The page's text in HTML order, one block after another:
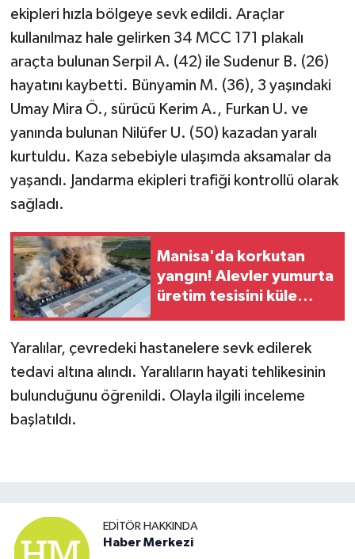
ekipleri hızla bölgeye sevk edildi. Araçlar
kullanılmaz hale gelirken 34 MCC 171 plakalı
araçta bulunan Serpil A. (42) ile Sudenur B. (26)
hayatını kaybetti. Bünyamin M. (36), 3 yaşındaki
Umay Mira Ö., sürücü Kerim A., Furkan U. ve
yanında bulunan Nilüfer U. (50) kazadan yaralı
kurtuldu. Kaza sebebiyle ulaşımda aksamalar da
yaşandı. Jandarma ekipleri trafiği kontrollü olarak
sağladı.
Manisa'da korkutan
yangın! Alevler yumurta
üretim tesisini küle
Yaralılar, çevredeki hastanelere sevk edilerek
tedavi altına alındı. Yaralıların hayati tehlikesinin
bulunduğunu öğrenildi. Olayla ilgili inceleme
başlatıldı.
EDITÖR HAKKINDA
Haber Merkezi